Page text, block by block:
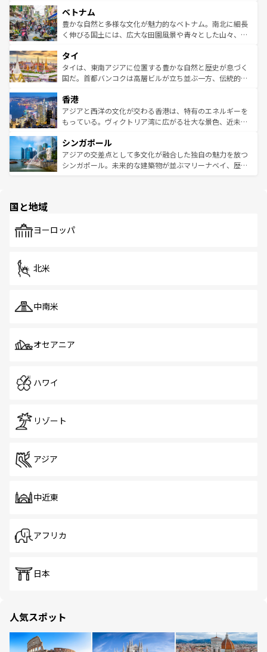
参照してほしい。
容にもいいと評判のスイーツなど、バラエティ豊かな料理
が味わえる。 なお、新着の台湾情報は コンテンツ一覧を参
照してほしい。
き、地方に足を延ばせば四季折々の自然美を楽しむことが
できる。そして、キムチや焼肉、絶品のストリートフード
まで、さまざまな韓国料理が待っている。夜には、韓国な
リティに包まれながら、韓国の多彩な魅力を心ゆくまで味
わってみてほしい。 なお、新着の韓国情報はコンテンツ一
覧を参照してほしい。
ベトナム
豊かな自然と多様な文化が魅力的なベトナム。南北に細長
く伸びる国土には、広大な田園風景や青々とした山々、世
急速な発展と共に伝統が息づく。ハノイの古い町並みやホ
ーチミン市のフランス統治時代の建物も、独特の雰囲気を
醸し出している。また、バラエティの豊かさとおいしさで
とつ。フォーやバインミー、ベトナムコーヒーなどは、ぜ
ひ現地で味わいたい。どの地域を訪れてもあたたかい人々
が旅行者を迎えてくれるので、きっと忘れられない旅にな
参照してほしい。
タイ
タイは、東南アジアに位置する豊かな自然と歴史が息づく
国だ。首都バンコクは高層ビルが立ち並ぶ一方、伝統的な
の活気が交差している。北部ではチェンマイなどの山岳地
帯で自然と触れ合い、南部ではプーケットやクラビの美し
いビーチでリゾート気分を楽しむことができる。タイ料理
激する。気候は一年中温暖で、どの季節にも異なる楽しみ
が待っている。親しみやすいタイの人々、仏教を中心とし
た文化、そして多様な観光資源が、訪れる旅人を魅了し続
香港
アジアと西洋の文化が交わる香港は、特有のエネルギーを
もっている。ヴィクトリア湾に広がる壮大な景色、近未来
み、どこを訪れても感動するはず。観光スポットが密集し
ており、効率よく見どころを回れるのも魅力。息をのむよ
うな絶景から文化的な体験まで、香港を存分に楽しみ尽く
シンガポール
アジアの交差点として多文化が融合した独自の魅力を放つ
シンガポール。未来的な建築物が並ぶマリーナベイ、歴史
で、ホーカーズは地元の風情を楽しめる外せないスポット
国と地域
ヨーロッパ
北米
中南米
オセアニア
ハワイ
リゾート
アジア
中近東
アフリカ
日本
人気スポット